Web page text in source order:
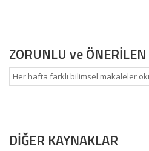
ZORUNLU ve
Her hafta farklı bilimsel makaleler
DİĞER KAYNAKLAR